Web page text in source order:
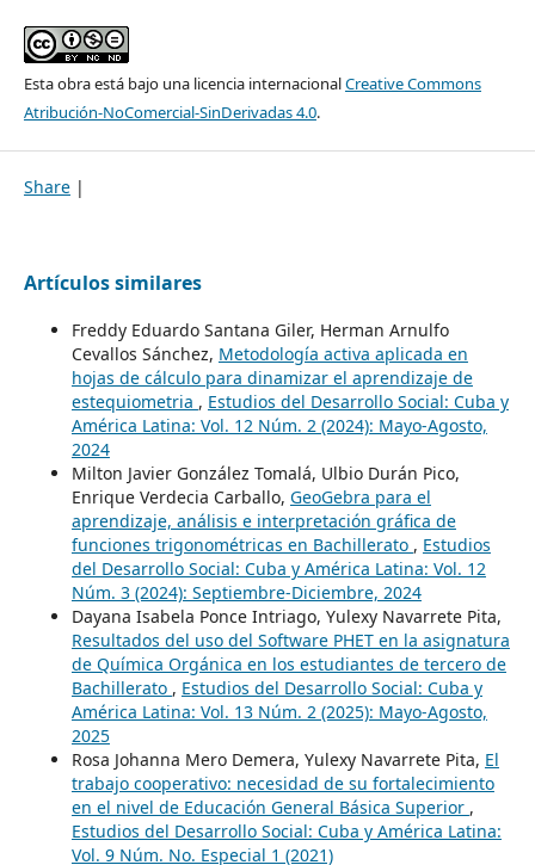
Esta obra está bajo una licencia internacionalCreative Commons
Atribución-NoComercial-SinDerivadas 4.0.
Share |
Artículos similares
Freddy Eduardo Santana Giler, Herman Arnulfo
Cevallos Sánchez, Metodología activa aplicada en
hojas de cálculo para dinamizar el aprendizaje de
estequiometria , Estudios del Desarrollo Social: Cuba y
América Latina: Vol. 12 Núm. 2 (2024): Mayo-Agosto,
2024
Milton Javier González Tomalá, Ulbio Durán Pico,
Enrique Verdecia Carballo, GeoGebra para el
aprendizaje, análisis e interpretación gráfica de
funciones trigonométricas en Bachillerato , Estudios
del Desarrollo Social: Cuba y América Latina: Vol. 12
Núm. 3 (2024): Septiembre-Diciembre, 2024
Dayana Isabela Ponce Intriago, Yulexy Navarrete Pita,
Resultados del uso del Software PHET en la asignatura
de Química Orgánica en los estudiantes de tercero de
Bachillerato , Estudios del Desarrollo Social: Cuba y
América Latina: Vol. 13 Núm. 2 (2025): Mayo-Agosto,
2025
Rosa Johanna Mero Demera, Yulexy Navarrete Pita, El
trabajo cooperativo: necesidad de su fortalecimiento
en el nivel de Educación General Básica Superior ,
Estudios del Desarrollo Social: Cuba y América Latina:
Vol. 9 Núm. No. Especial 1 (2021)